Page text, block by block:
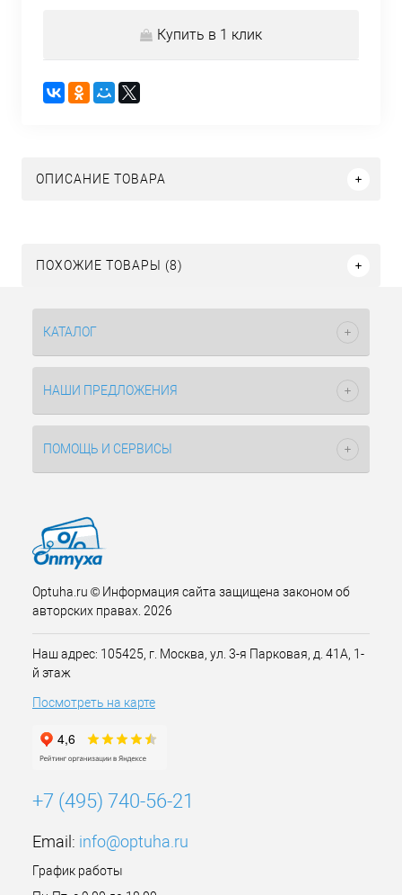
Купить в 1 клик
ОПИСАНИЕ ТОВАРА
ПОХОЖИЕ ТОВАРЫ (8)
КАТАЛОГ
НАШИ ПРЕДЛОЖЕНИЯ
ПОМОЩЬ И СЕРВИСЫ
Optuha.ru © Информация сайта защищена законом об
авторских правах. 2026
Наш адрес: 105425, г. Москва, ул. 3-я Парковая, д. 41А, 1-
й этаж
Посмотреть на карте
+7 (495) 740-56-21
Email: info@optuha.ru
График работы